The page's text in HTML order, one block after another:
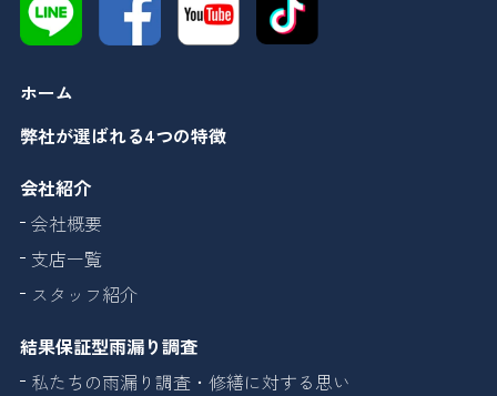
ホーム
弊社が選ばれる4つの特徴
会社紹介
会社概要
支店一覧
スタッフ紹介
結果保証型雨漏り調査
私たちの雨漏り調査・修繕に対する思い